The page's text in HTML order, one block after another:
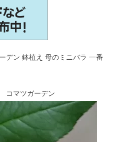
デン 鉢植え 母のミニバラ 一番
マツガーデン